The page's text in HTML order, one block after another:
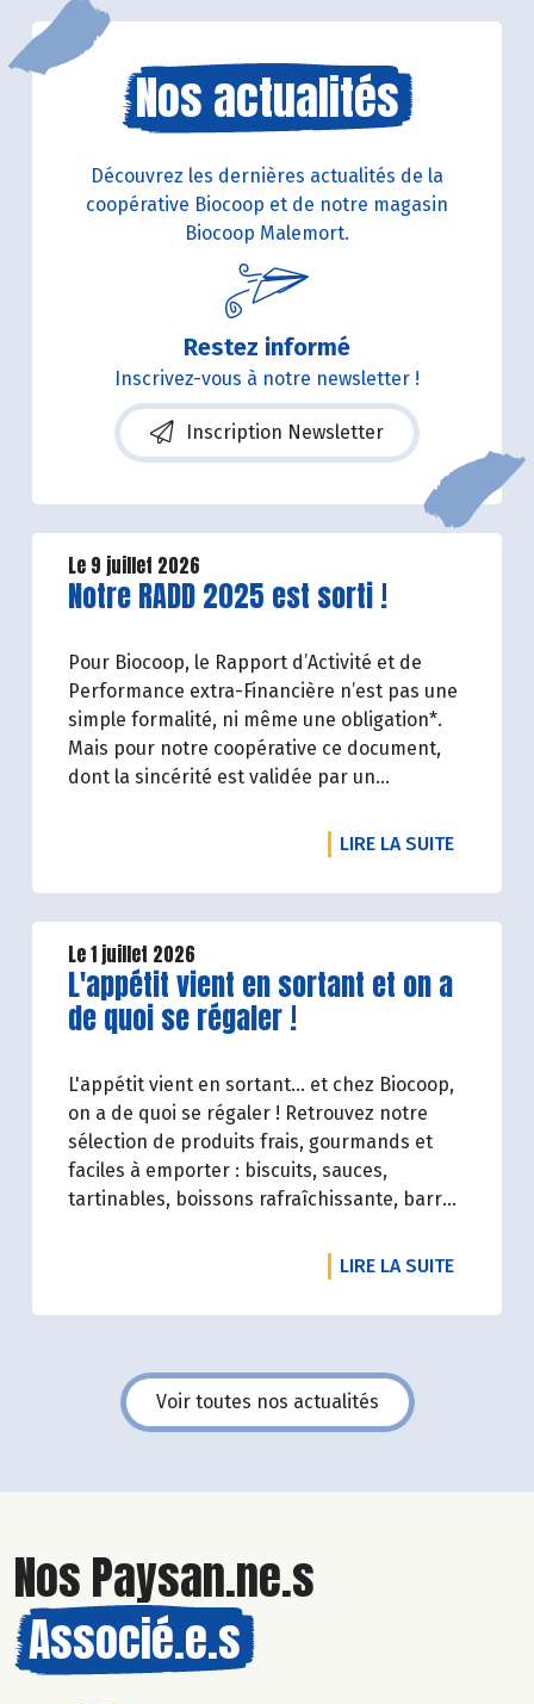
Nos actualités
Découvrez les dernières actualités de la
coopérative Biocoop et de notre magasin
Biocoop Malemort.
Restez informé
Inscrivez-vous à notre newsletter !
Inscription Newsletter
Le 9 juillet 2026
Lire la suite de l'article
Notre RADD 2025 est sorti !
Pour Biocoop, le Rapport d’Activité et de
Performance extra-Financière n’est pas une
simple formalité, ni même une obligation*.
Mais pour notre coopérative ce document,
dont la sincérité est validée par un
transparence vis-à-vis de l'ensemble de nos
parties prenantes (Paysan.ne.s Associé.e.s,
magasins...) et de nos clients. Il contient un
condensé des avancées réalisées par
Biocoop dans l’objectif de rendre accessible
et désirable une bio exigeante.
LIRE LA SUITEDE
Le 1 juillet 2026
Lire la suite de l'article
L'appétit vient en sortant et on a
de quoi se régaler !
L'appétit vient en sortant... et chez Biocoop,
on a de quoi se régaler ! Retrouvez notre
sélection de produits frais, gourmands et
faciles à emporter : biscuits, sauces,
tartinables, boissons rafraîchissante, barres
une sélection de produits du 2 juillet au 12
LIRE LA SUITEDE
Voir toutes nos actualités
Nos Paysan.ne.s
Associé.e.s